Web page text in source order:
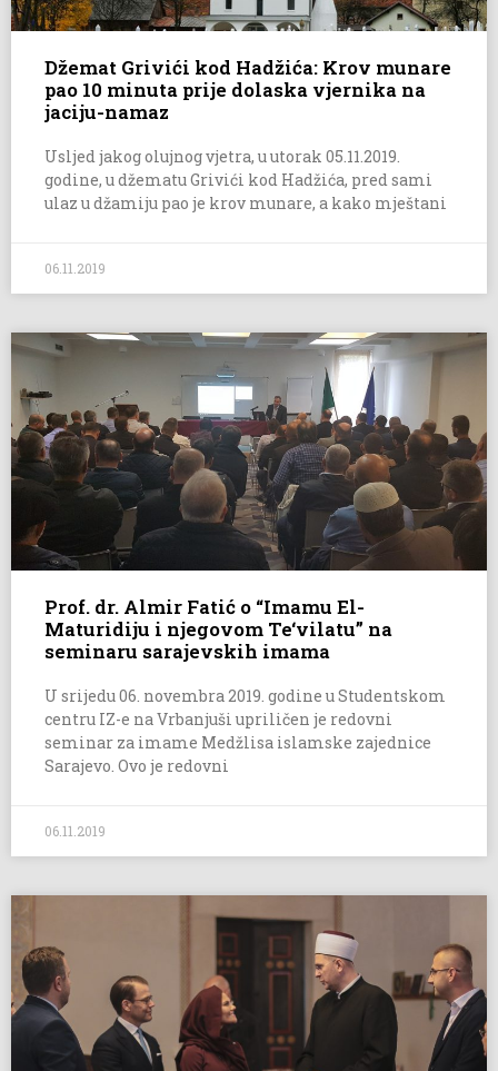
Džemat Grivići kod Hadžića: Krov munare
pao 10 minuta prije dolaska vjernika na
jaciju-namaz
Usljed jakog olujnog vjetra, u utorak 05.11.2019.
godine, u džematu Grivići kod Hadžića, pred sami
ulaz u džamiju pao je krov munare, a kako mještani
06.11.2019
Prof. dr. Almir Fatić o “Imamu El-
Maturidiju i njegovom Te‘vilatu” na
seminaru sarajevskih imama
U srijedu 06. novembra 2019. godine u Studentskom
centru IZ-e na Vrbanjuši upriličen je redovni
seminar za imame Medžlisa islamske zajednice
Sarajevo. Ovo je redovni
06.11.2019